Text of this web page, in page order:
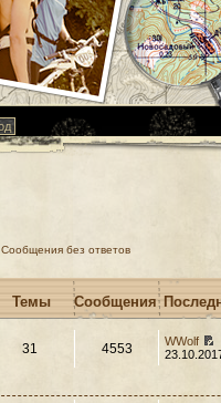
Сообщения без ответов
Темы Сообщения
31 4553
WWolf